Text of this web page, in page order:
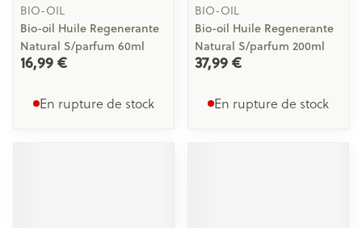
BIO-OIL
Bio-oil Huile Regenerante
Natural S/parfum 60ml
16,99 €
En rupture de stock
BIO-OIL
Bio-oil Huile Regenerante
Natural S/parfum 200ml
37,99 €
En rupture de stock